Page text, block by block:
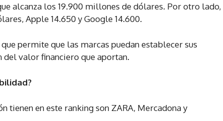
alcanza los 19.900 millones de dólares. Por otro lado,
Apple 14.650 y Google 14.600.
permite que las marcas puedan establecer sus
valor financiero que aportan.
tienen en este ranking son ZARA, Mercadona y